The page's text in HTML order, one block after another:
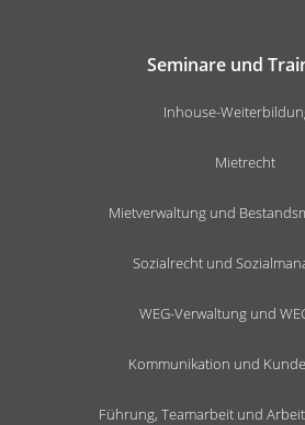
Seminare und
Inhouse-
Mietrecht
Mietverwaltung und
Sozialrecht und
WEG-Verwaltung und
Kommunikation und
Führung, Teamarbeit und